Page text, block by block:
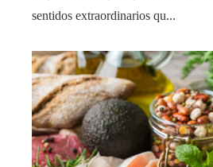
sentidos extraordinarios qu...